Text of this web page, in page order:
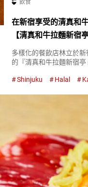
飲食
在新宿享受的清真和
【清真和牛拉麵新宿
多樣化的餐飲店林立於
的『清真和牛拉麵新宿亭
的拉麵店。 來訪的顧客
Shinjuku Halal